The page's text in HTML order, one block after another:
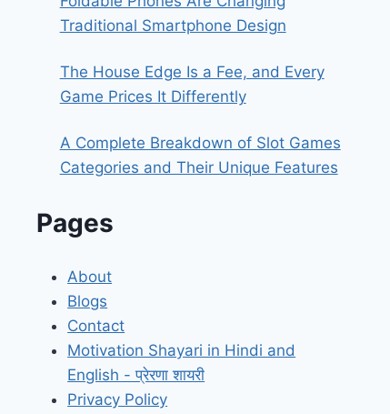
Traditional Smartphone Design
The House Edge Is a Fee, and Every
Game Prices It Differently
A Complete Breakdown of Slot Games
Categories and Their Unique Features
Pages
About
Blogs
Contact
Motivation Shayari in Hindi and
English - प्रेरणा शायरी
Privacy Policy